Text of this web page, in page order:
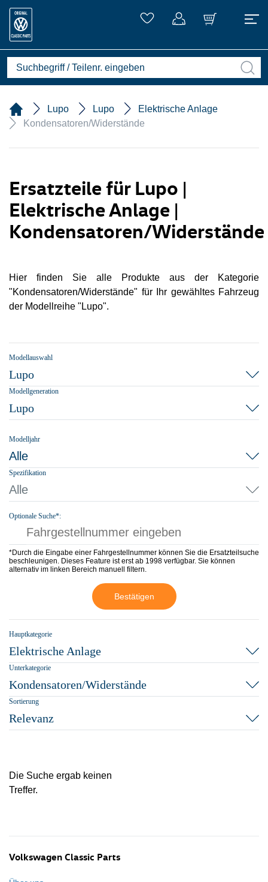
Lupo Lupo
Elektrische Anlage
Kondensatoren/Widerstände
Ersatzteile für Lupo |
Elektrische Anlage |
Kondensatoren/Widerstände
Hier finden Sie alle Produkte aus der Kategorie
"Kondensatoren/Widerstände" für Ihr gewähltes Fahrzeug
der Modellreihe "Lupo".
Modellauswahl
Lupo
Modellgeneration
Lupo
Modelljahr
Alle
Spezifikation
Alle
Optionale Suche*:
*Durch die Eingabe einer Fahrgestellnummer können Sie die Ersatzteilsuche
beschleunigen. Dieses Feature ist erst ab 1998 verfügbar. Sie können
alternativ im linken Bereich manuell filtern.
Bestätigen
Hauptkategorie
Elektrische Anlage
Unterkategorie
Kondensatoren/Widerstände
Sortierung
Relevanz
Die Suche ergab keinen
Treffer.
Volkswagen Classic Parts